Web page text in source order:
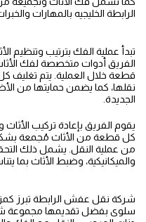
الرابطة الخليجيه بالمهارات
تبدأ عملية الفك بترتيب وتنظيم
الفريق أدوات متخصصة لفك
قطعة خلال العملية. يتم
نقلها، كما يضمن حمايتها من
الجديدة.
يقوم الفريق بإعادة تركيب الأثاث
كل قطعة من الأثاث مُجمعة
من عملية النقل. يشمل ذلك
والميكانيكية، وضبط الأثاث بما
شركة نقل عفش الرابطة تبرز
سلوى بفضل تقديمها مجموعة